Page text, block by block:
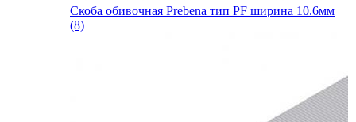
Скоба обивочная Prebena тип PF ширина 10.6мм
(8)